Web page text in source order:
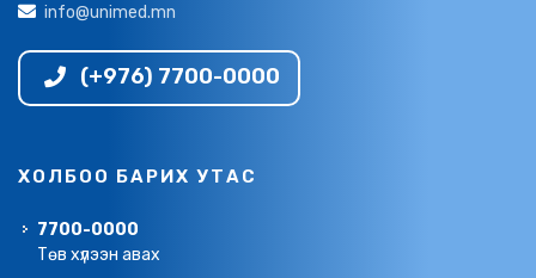
info@unimed.mn
(+976) 7700-0000
ХОЛБОО БАРИХ УТАС
7700-0000
Төв хүлээн авах